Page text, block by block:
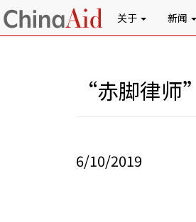
关于 新闻
“赤脚律师
6/10/2019